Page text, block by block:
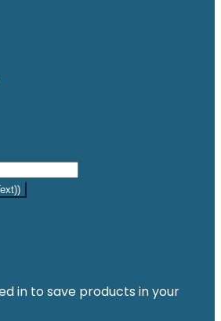
in to save products in your